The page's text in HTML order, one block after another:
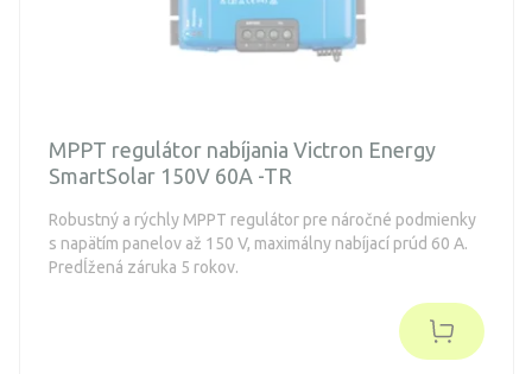
MPPT regulátor nabíjania Victron Energy
SmartSolar 150V 60A -TR
Robustný a rýchly MPPT regulátor pre náročné podmienky
s napätím panelov až 150 V, maximálny nabíjací prúd 60 A.
Predĺžená záruka 5 rokov.